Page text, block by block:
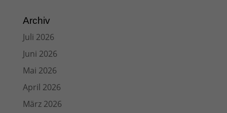
Archiv
Juli 2026
Juni 2026
Mai 2026
April 2026
März 2026